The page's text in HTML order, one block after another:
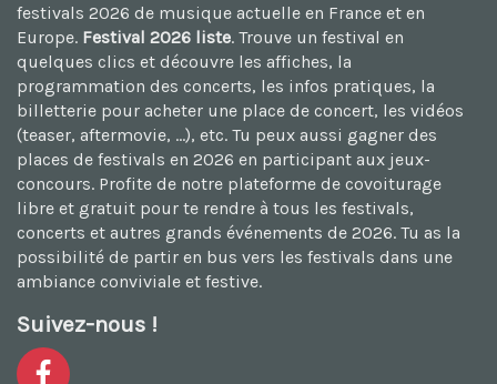
festivals 2026 de musique actuelle en France et en
Europe. Festival 2026 liste. Trouve un festival en
quelques clics et découvre les affiches, la
programmation des concerts, les infos pratiques, la
billetterie pour acheter une place de concert, les vidéos
(teaser, aftermovie, ...), etc. Tu peux aussi gagner des
places de festivals en 2026 en participant aux jeux-
concours. Profite de notre plateforme de covoiturage
libre et gratuit pour te rendre à tous les festivals,
concerts et autres grands événements de 2026. Tu as la
possibilité de partir en bus vers les festivals dans une
ambiance conviviale et festive.
Suivez-nous !